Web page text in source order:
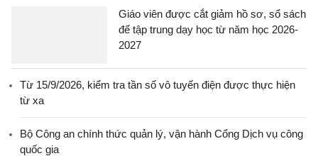
Giáo viên được cắt giảm hồ sơ, sổ sách
để tập trung dạy học từ năm học 2026-
2027
Từ 15/9/2026, kiểm tra tần số vô tuyến điện được thực hiện
từ xa
Bộ Công an chính thức quản lý, vận hành Cổng Dịch vụ công
quốc gia